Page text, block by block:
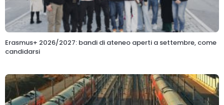
Erasmus+ 2026/2027: bandi di ateneo aperti a settembre, come
candidarsi